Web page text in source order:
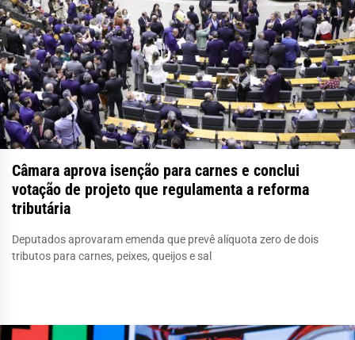
Câmara aprova isenção para carnes e conclui
votação de projeto que regulamenta a reforma
tributária
Deputados aprovaram emenda que prevê alíquota zero de dois
tributos para carnes, peixes, queijos e sal